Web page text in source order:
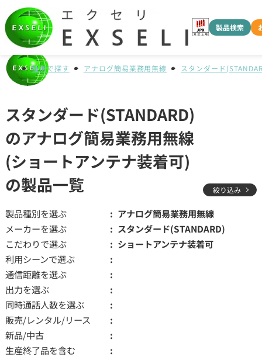
製品検索
種別で探す アナログ簡易業務用無線 スタンダード
スタンダード(STANDARD)
のアナログ簡易業務用無線
(ショートアンテナ装着可)
の製品一覧
絞り込み
製品種別を選ぶ
アナログ簡易業務用無線
メーカーを選ぶ
スタンダード(STANDARD)
こだわりで選ぶ
ショートアンテナ装着可
利用シーンで選ぶ
通信距離を選ぶ
出力を選ぶ
同時通話人数を選ぶ
販売/レンタル/リース
新品/中古
生産終了品を含む